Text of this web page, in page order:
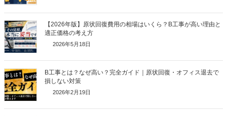
【2026年版】原状回復費用の相場はいくら？B工事が高い理由と
適正価格の考え方
2026年5月18日
B工事とは？なぜ高い？完全ガイド｜原状回復・オフィス退去で
損しない対策
2026年2月19日